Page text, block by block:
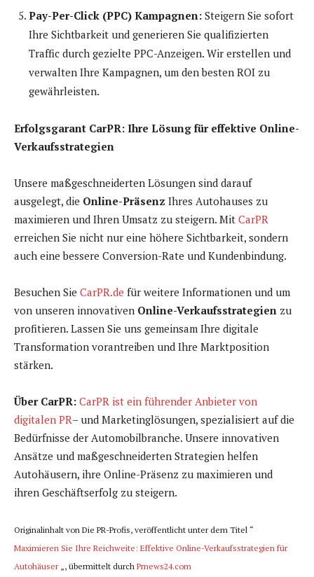
Pay-Per-Click (PPC) Kampagnen: Steigern Sie sofort
Ihre Sichtbarkeit und generieren Sie qualifizierten
Traffic durch gezielte PPC-Anzeigen. Wir erstellen und
verwalten Ihre Kampagnen, um den besten ROI zu
gewährleisten.
Erfolgsgarant CarPR: Ihre Lösung für effektive Online-
Verkaufsstrategien
Unsere maßgeschneiderten Lösungen sind darauf
ausgelegt, die Online-Präsenz Ihres Autohauses zu
maximieren und Ihren Umsatz zu steigern. Mit CarPR
erreichen Sie nicht nur eine höhere Sichtbarkeit, sondern
auch eine bessere Conversion-Rate und Kundenbindung.
Besuchen Sie CarPR.de für weitere Informationen und um
von unseren innovativen Online-Verkaufsstrategien zu
profitieren. Lassen Sie uns gemeinsam Ihre digitale
Transformation vorantreiben und Ihre Marktposition
stärken.
Über CarPR: CarPR ist ein führender Anbieter von
digitalen PR– und Marketinglösungen, spezialisiert auf die
Bedürfnisse der Automobilbranche. Unsere innovativen
Ansätze und maßgeschneiderten Strategien helfen
Autohäusern, ihre Online-Präsenz zu maximieren und
ihren Geschäftserfolg zu steigern.
Originalinhalt von Die PR-Profis, veröffentlicht unter dem Titel “
Maximieren Sie Ihre Reichweite: Effektive Online-Verkaufsstrategien für
Autohäuser„, übermittelt durch Prnews24.com